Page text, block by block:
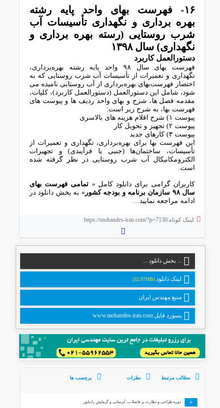
۱۶- ﻓﻬﺮﺳﺖ ﺑﻬﺎی واﺣﺪ ﭘﺎﯾﻪ رﺷﺘﻪ
بهره ﺑﺮداری و ﻧﮕﻬﺪاری ﺗﺄﺳﯿﺴﺎت آب
ﺷﺮب روﺳﺘﺎیی (رسته بهره برداری و
نگهداری) سال ۱۳۹۸
دﺳﺘﻮراﻟﻌﻤﻞ ﮐﺎرﺑﺮد
فهرست بهای سال ۹۸ واﺣﺪ ﭘﺎﯾﻪ رﺷﺘﻪ ﺑﻬﺮهﺑﺮداری،
ﻧﮕﻬﺪاری و ﺗﻌﻤﯿﺮات از ﺗﺄﺳﯿﺴﺎت آب ﺷﺮب روﺳﺘﺎﯾﯽ ﮐﻪ ﺑﻪ
اﺧﺘﺼﺎر ﻓﻬﺮﺳﺖﺑﻬﺎی ﺑﻬﺮهﺑﺮداری از آب روستایی نامیده می
شود، شامل این دستورالعمل (دستورالعمل کاربرد)، کلیات،
مقدمه فصل ها، شرح و بهای واحد ردیف ها و پیوست های
فهرست بها، به شرح زیر است:
پیوست ۱) ﺷﺮح اﻗﻼم ﻫﺰﯾﻨﻪ ﻫﺎی ﺑﺎﻻﺳﺮی
پیوست ۲) ﺗﺠﻬﯿﺰ و ﺗﺤﻮﯾﻞ ﮐﺎر
پیوست ۳) ﮐﺎرﻫﺎی ﺟﺪﯾﺪ
اﯾﻦ ﻓﻬﺮﺳﺖ ﺑﻬﺎ ﺑﺮای ﺑﻬﺮهﺑﺮداری، ﻧﮕﻬﺪاری و ﺗﻌﻤﯿﺮات از
ﺗﺄﺳﯿﺴﺎت، ﺳﺎﺧﺘﻤﺎنﻫﺎ (ﺟﻨﺒﯽ ﯾﺎ ﻓﺮآﯾﻨﺪی) و ﺗﺠﻬﯿﺰات
اﻟﮑﺘﺮوﻣﮑﺎﻧﯿﮑﺎل آب ﺷﺮب روﺳﺘﺎﯾﯽ در ﻧﻈﺮ ﮔﺮﻓﺘﻪ ﺷﺪه
اﺳﺖ.
کاربران گرامی برای دانلود کامل « تمامی فهرست بهای
سال ۹۸ سازمان برنامه و بودجه کشور
» به بخش دانلود در
ادامه مراجعه نمایید…
لینک کوتاه:https://mohandes-iran.com/?p=7130
... بخش دانلود ...
لینک دانلود (32.97MB)
منبع:مهندس ایران
پسورد فایل:www.mohandes-iran.com
مطالب مرتبط نظرات برچسب ها
+ دوره طراحی و نظارت بر فاضلاب، آبرسانی و گرمایش رادیاتور